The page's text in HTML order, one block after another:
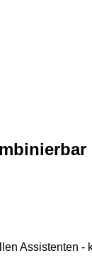
Assistenten -